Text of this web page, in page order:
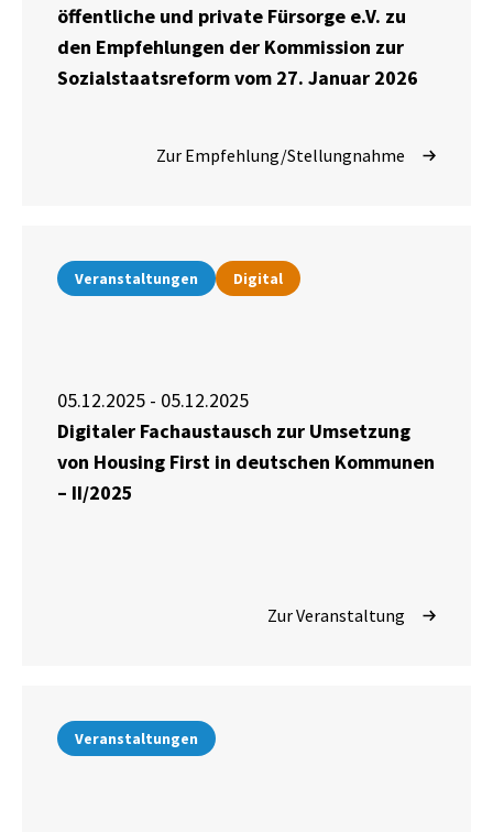
öffentliche und private Fürsorge e.V. zu
den Empfehlungen der Kommission zur
Sozialstaatsreform vom 27. Januar 2026
Zur Empfehlung/Stellungnahme
Veranstaltungen Digital
05.12.2025 - 05.12.2025
Digitaler Fachaustausch zur Umsetzung
von Housing First in deutschen Kommunen
– II/2025
Zur Veranstaltung
Veranstaltungen